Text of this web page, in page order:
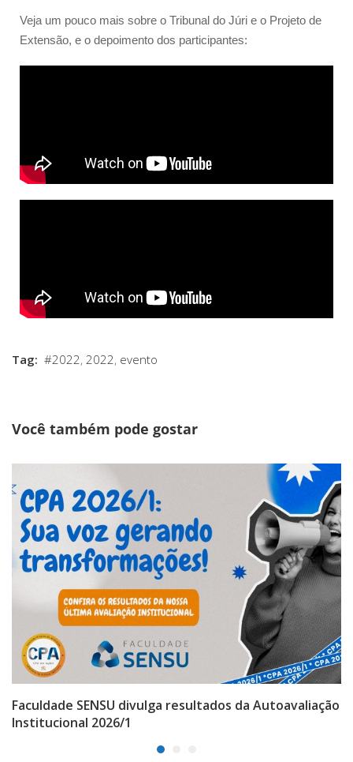
Veja um pouco mais sobre o Tribunal do Júri e o Projeto de
Extensão, e o depoimento dos participantes:
Tag: #2022, 2022, evento
Você também pode gostar
Faculdade SENSU divulga resultados da Autoavaliação
Institucional 2026/1